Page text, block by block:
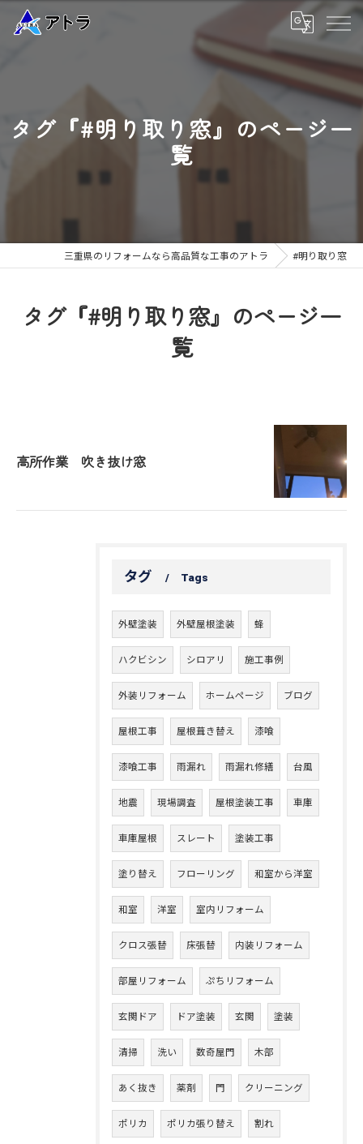
タグ『#明り取り窓』のページ一
覧
三重県のリフォームなら高品質な工事のアトラ #明り取り窓
タグ『#明り取り窓』のページ一
覧
高所作業 吹き抜け窓
タグ Tags
外壁塗装 外壁屋根塗装 蜂
ハクビシン シロアリ 施工事例
外装リフォーム ホームページ ブログ
屋根工事 屋根葺き替え 漆喰
漆喰工事 雨漏れ 雨漏れ修繕 台風
地震 現場調査 屋根塗装工事 車庫
車庫屋根 スレート 塗装工事
塗り替え フローリング 和室から洋室
和室 洋室 室内リフォーム
クロス張替 床張替 内装リフォーム
部屋リフォーム ぷちリフォーム
玄関ドア ドア塗装 玄関 塗装
清掃 洗い 数奇屋門 木部
あく抜き 薬剤 門 クリーニング
ポリカ ポリカ張り替え 割れ